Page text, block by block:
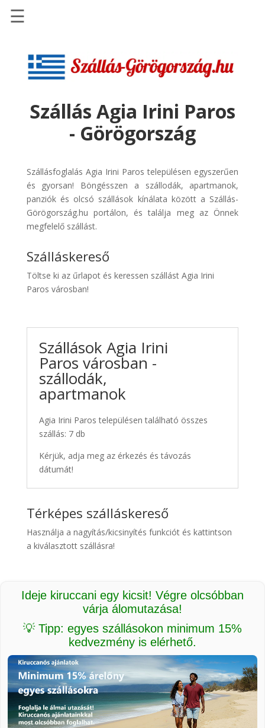
Szállások
Repülőjegy
pénzvisszatérítéssel
Discover
Cars
Transzfer
Kiwi
Taxi
☰
Szállás Agia Irini Paros
- Görögország
Szállásfoglalás Agia Irini Paros településen egyszerűen
és gyorsan! Böngésszen a szállodák, apartmanok,
panziók és olcsó szállások kínálata között a Szállás-
Görögország.hu portálon, és találja meg az Önnek
megfelelő szállást.
Szálláskereső
Töltse ki az űrlapot és keressen szállást Agia Irini
Paros városban!
Szállások Agia Irini
Paros városban -
szállodák,
apartmanok
Agia Irini Paros településen található összes
szállás: 7 db
Kérjük, adja meg az érkezés és távozás
dátumát!
Térképes szálláskereső
Használja a nagyítás/kicsinyítés funkciót és kattintson
a kiválasztott szállásra!
Ideje kiruccani egy kicsit! Végre olcsóbban
várja álomutazása!
💡 Tipp: egyes szállásokon minimum 15%
kedvezmény is elérhető.